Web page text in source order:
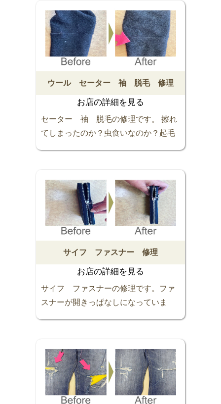
しで付け直すと「気分一新」着用して
いただけます。 もちろんシャツ全体の
寿命も延びます。 エリによっては、出
来ないものもありますがお気に入りの
サッパリきれいになりました。お困り
ごとご相談ください。スッキリ解決し
ます。おまかせください (*^o^*)
ウール セーター 袖 脱毛 修理
お店の詳細を見る
セーター 袖 脱毛の修理です。 擦れ
てしまったのか？虫食いなのか？起毛
ると思います。サッパリきれいになり
ました。あきらめずにご相談くださ
い。スッキリ解決します (o^^o)
サイフ ファスナー 修理
お店の詳細を見る
サイフ ファスナーの修理です。ファ
スナーが開きっぱなしになっていま
納期も短くできました。画像のように
引き手も同じ物を取り付けました。お
気に入りのバックやサイフ、もちろん
お洋服もあきらめずにご相談くださ